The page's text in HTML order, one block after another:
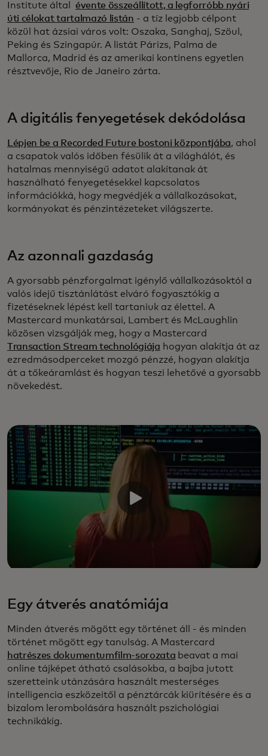
Institute által évente összeállított, a legforróbb nyári
úti célokat tartalmazó listán - a tíz legjobb célpont
közül hat ázsiai város volt: Oszaka, Sanghaj, Szöul,
Peking és Szingapúr. A listát Párizs, Palma de
Mallorca, Madrid és az amerikai kontinens egyetlen
résztvevője, Rio de Janeiro zárta.
A digitális fenyegetések dekódolása
Lépjen be a Recorded Future bostoni központjába, ahol
a csapatok valós időben fésülik át a világhálót, és
hatalmas mennyiségű adatot alakítanak át
használható fenyegetésekkel kapcsolatos
információkká, hogy megvédjék a vállalkozásokat,
kormányokat és pénzintézeteket világszerte.
Az azonnali gazdaság
A gyorsabb pénzforgalmat igénylő vállalkozásoktól a
valós idejű tisztánlátást elváró fogyasztókig a
fizetéseknek lépést kell tartaniuk az élettel. A
Mastercard munkatársai, Lambert és McLaughlin
közösen vizsgálják meg, hogy a Mastercard
Transaction Stream technológiája hogyan alakítja át az
ezredmásodperceket mozgó pénzzé, hogyan alakítja
át a tőkeáramlást és hogyan teszi lehetővé a gyorsabb
növekedést.
Egy átverés anatómiája
Minden átverés mögött egy történet áll - és minden
történet mögött egy tanulság. A Mastercard
hatrészes dokumentumfilm-sorozata beavat a mai
online tájképet átható csalásokba, a bajba jutott
szeretteink utánzására használt mesterséges
intelligencia eszközeitől a pénztárcák kiürítésére és a
bizalom lerombolására használt pszichológiai
technikákig.